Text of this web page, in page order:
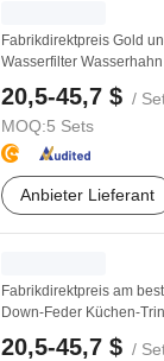
Fabrikdirektpreis Gold
Wasserfilter
20,5-45,7 $ /
MOQ:5 Sets
Anbieter Lieferant
Fabrikdirektpreis am
Down-Feder Küchen-
20,5-45,7 $ /